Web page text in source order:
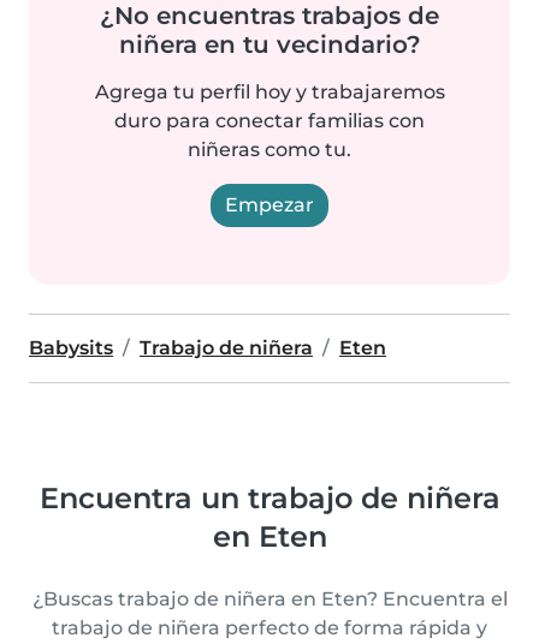
¿No encuentras trabajos de
niñera en tu vecindario?
Agrega tu perfil hoy y trabajaremos
duro para conectar familias con
niñeras como tu.
Empezar
Babysits Trabajo de niñera Eten
Encuentra un trabajo de niñera
en Eten
¿Buscas trabajo de niñera en Eten? Encuentra el
trabajo de niñera perfecto de forma rápida y